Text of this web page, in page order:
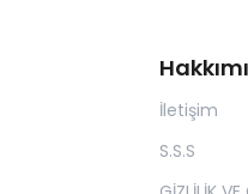
İletişim
S.S.S